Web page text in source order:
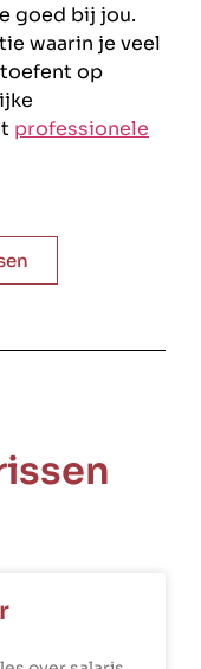
goed bij jou.
waarin je veel
op
professionele